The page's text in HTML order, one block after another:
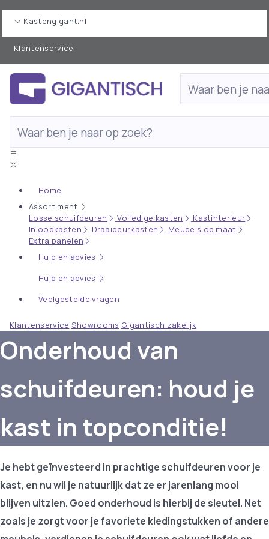
Kastengigant.nl
Klantenservice
Home
Assortiment
Losse schuifdeuren
Volledige kasten
Kastinterieur
Inloopkasten
Draaideurkasten
Meubels op maat
Extra panelen
Hulp en advies
Hulp en advies
Veelgestelde vragen
Klantenservice Showrooms Gigantisch zakelijk
Onderhoud van
schuifdeuren: houd je
kast in topconditie!
Je hebt geïnvesteerd in prachtige schuifdeuren voor je
kast, en nu wil je natuurlijk dat ze er jarenlang mooi
blijven uitzien. Goed onderhoud is hierbij de sleutel. Net
zoals je zorgt voor je favoriete kledingstukken of andere